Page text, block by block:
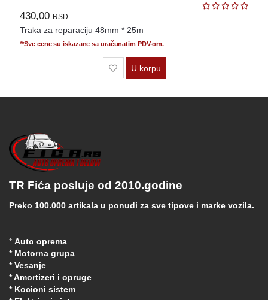
430,00 RSD.
Traka za reparaciju 48mm * 25m
**Sve cene su iskazane sa uračunatim PDV-om.
U korpu
TR Fića posluje od 2010.godine
Preko 100.000 artikala u ponudi za sve tipove i marke vozila.
* Auto oprema
* Motorna grupa
* Vesanje
* Amortizeri i opruge
* Kocioni sistem